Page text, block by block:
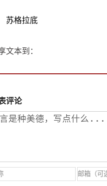
苏格拉底
文本到：
评论